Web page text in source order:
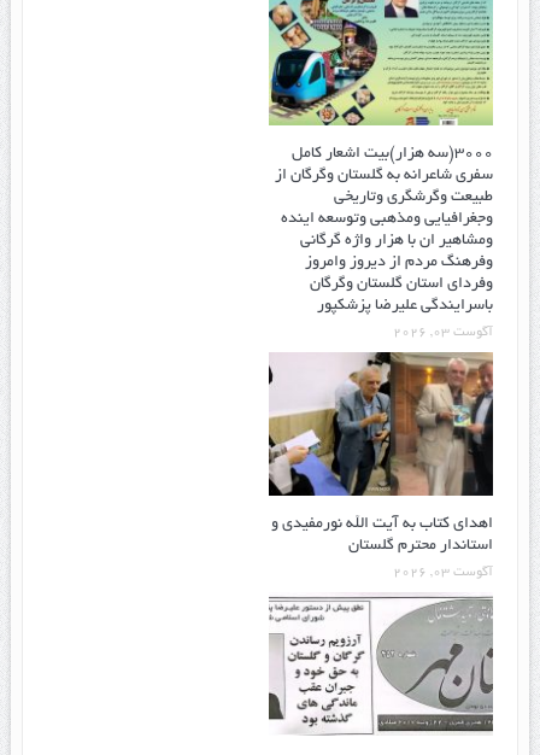
۳۰۰۰(سه هزار)بیت اشعار کامل
سفری شاعرانه به گلستان وگرگان از
طبیعت وگرشگری وتاریخی
وجغرافیایی ومذهبی وتوسعه اینده
ومشاهیر ان با هزار واژه گرگانی
وفرهنگ مردم از دیروز وامروز
وفردای استان گلستان وگرگان
باسرایندگی علیرضا پزشکپور
آگوست 03, 2026
اهدای کتاب به آیت الله نورمفیدی و
استاندار محترم گلستان
آگوست 03, 2026